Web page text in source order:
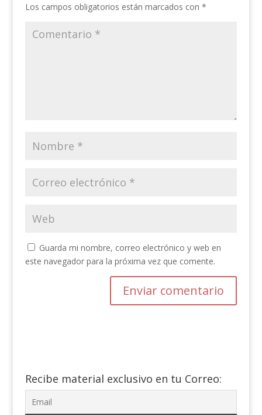
Los campos obligatorios están marcados con *
Guarda mi nombre, correo electrónico y web en
este navegador para la próxima vez que comente.
Recibe material exclusivo en tu Correo: